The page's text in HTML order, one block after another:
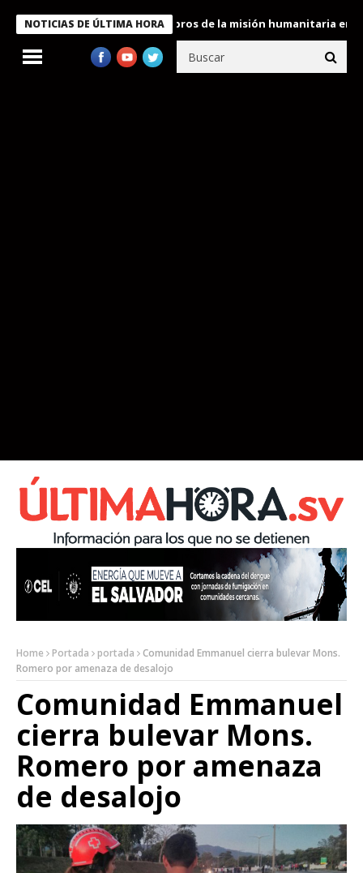
NOTICIAS DE ÚLTIMA HORA
Bukele condecora a miembros de la misión humanitaria enviada
Home Portada portada
Comunidad Emmanuel cierra bulevar Mons.
Romero por amenaza de desalojo
Comunidad Emmanuel
cierra bulevar Mons.
Romero por amenaza
de desalojo